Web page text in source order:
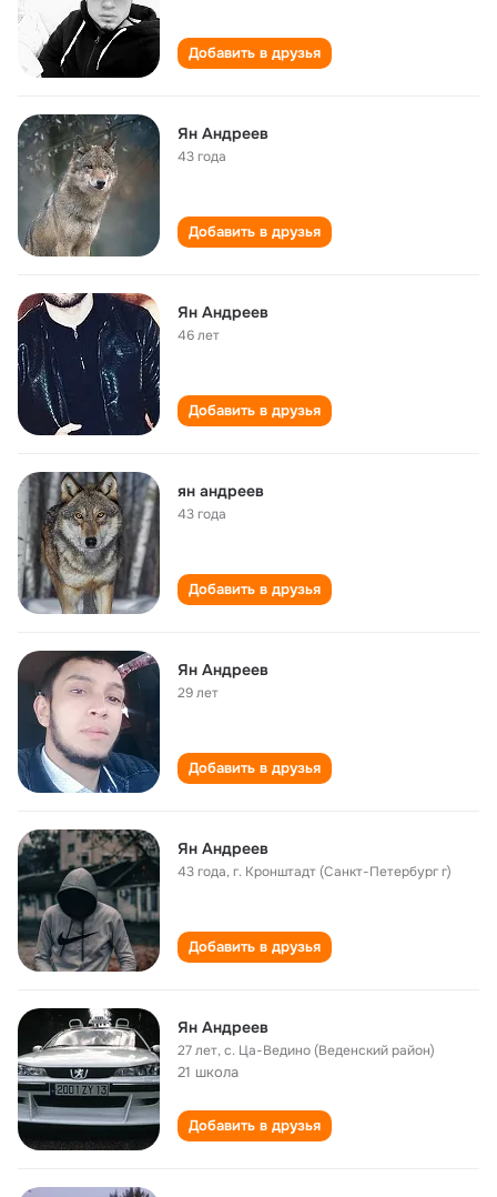
Добавить в друзья
Ян Андреев
43 года
Добавить в друзья
Ян Андреев
46 лет
Добавить в друзья
ян андреев
43 года
Добавить в друзья
Ян Андреев
29 лет
Добавить в друзья
Ян Андреев
43 года,г. Кронштадт (Санкт-Петербург г)
Добавить в друзья
Ян Андреев
27 лет,с. Ца-Ведино (Веденский район)
21 школа
Добавить в друзья